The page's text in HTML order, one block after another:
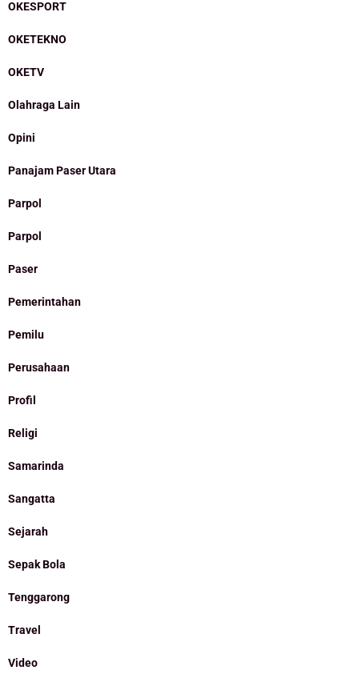
OKESPORT
OKETEKNO
OKETV
Olahraga Lain
Opini
Panajam Paser Utara
Parpol
Parpol
Paser
Pemerintahan
Pemilu
Perusahaan
Profil
Religi
Samarinda
Sangatta
Sejarah
Sepak Bola
Tenggarong
Travel
Video